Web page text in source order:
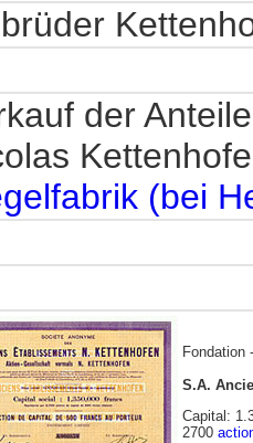
der
(bei
Fondation
S.A.
Capital:
2700